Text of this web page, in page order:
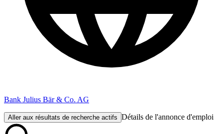
Bank Julius Bär & Co. AG
Aller aux résultats de recherche actifs Détails de l'annonce d'emploi